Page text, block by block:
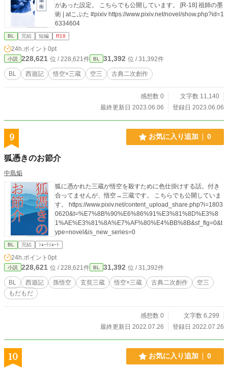
があった設定。 こちらでも公開しています。 [R-18] 祖師の墨
術 | atこぶた #pixiv https://www.pixiv.net/novel/show.php?id=1
6334604
BL 完結 短編 R18
24h.ポイント 0pt
小説 228,621 位 / 228,621件 BL 31,392 位 / 31,392件
BL 西遊記 悟空×三蔵 空三 古典二次創作
感想数 0
文字数 11,140
最終更新日 2023.06.06
登録日 2023.06.06
9 お気に入り追加 0
狐憑きのお節介
中島焔
狐に憑かれた三蔵が悟空を殺すために色仕掛けする話。付き
合ってませんが、悟空→三蔵です。 こちらでも公開していま
す。 https://www.pixiv.net/content_upload_share.php?i=1803
0620&t=%E7%8B%90%E6%86%91%E3%81%8D%E3%8
1%AE%E3%81%8A%E7%AF%80%E4%BB%8B&sf_flg=0&t
ype=novel&is_new_series=0
BL 完結 ｼｮｰﾄｼｮｰﾄ
24h.ポイント 0pt
小説 228,621 位 / 228,621件 BL 31,392 位 / 31,392件
BL 西遊記 孫悟空 玄奘三蔵 悟空×三蔵 古典二次創作
空三
もだもだ
感想数 0
文字数 6,299
最終更新日 2022.07.26
登録日 2022.07.26
10 お気に入り追加 0